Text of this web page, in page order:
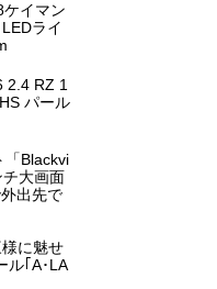
イマン
ライ
2.4 RZ 1
パール
「Blackvi
大画面
出先で
に魅せ
ル｢A･LA